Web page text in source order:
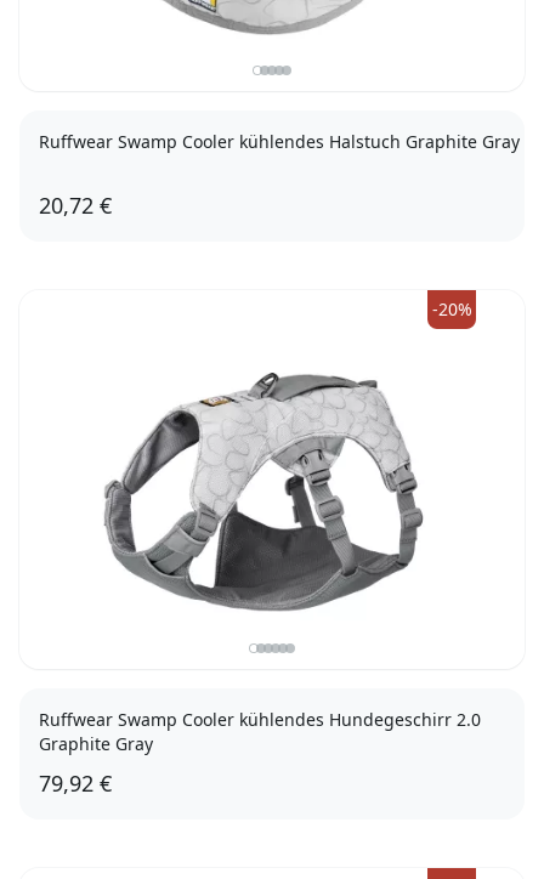
Ruffwear Swamp Cooler kühlendes Halstuch Graphite Gray
20,72 €
-20%
Ruffwear Swamp Cooler kühlendes Hundegeschirr 2.0
Graphite Gray
79,92 €